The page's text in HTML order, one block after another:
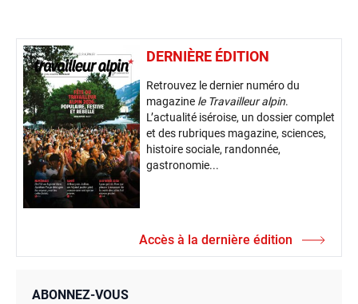
DERNIÈRE ÉDITION
Retrouvez le dernier numéro du
magazine le Travailleur alpin.
L’actualité iséroise, un dossier complet
et des rubriques magazine, sciences,
histoire sociale, randonnée,
gastronomie...
Accès à la dernière édition
ABONNEZ-VOUS